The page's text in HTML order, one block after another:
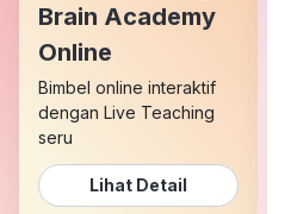
Brain Academy
Online
Bimbel online interaktif
dengan Live Teaching
seru
Lihat Detail